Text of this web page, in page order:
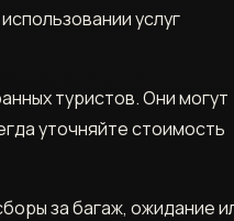
услуг
туристов. Они могут
уточняйте стоимость
за багаж, ожидание